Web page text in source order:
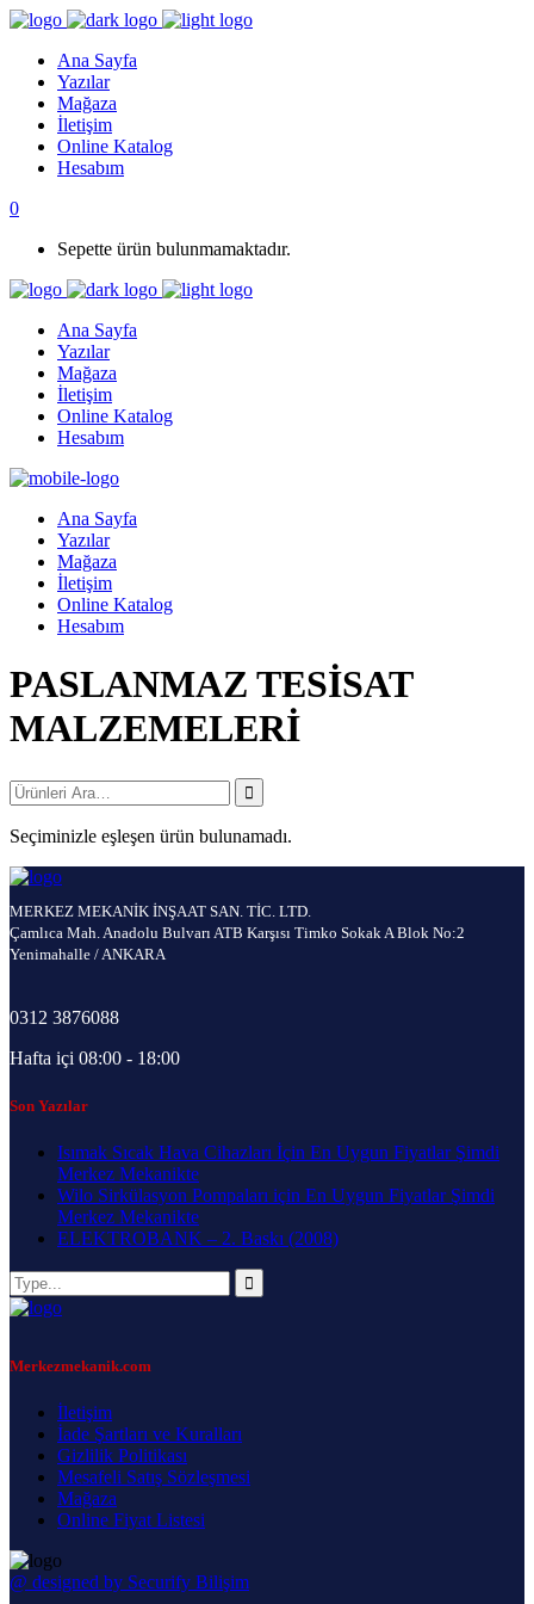
Ana Sayfa
Yazılar
Mağaza
İletişim
Online Katalog
Hesabım
0
Sepette ürün bulunmamaktadır.
Ana Sayfa
Yazılar
Mağaza
İletişim
Online Katalog
Hesabım
Ana Sayfa
Yazılar
Mağaza
İletişim
Online Katalog
Hesabım
PASLANMAZ TESİSAT
MALZEMELERİ
Seçiminizle eşleşen ürün bulunamadı.
MERKEZ MEKANİK İNŞAAT SAN. TİC. LTD.
Çamlıca Mah. Anadolu Bulvarı ATB Karşısı Timko Sokak A Blok No:2
Yenimahalle / ANKARA
0312 3876088
Hafta içi 08:00 - 18:00
Son Yazılar
Isımak Sıcak Hava Cihazları İçin En Uygun Fiyatlar Şimdi
Merkez Mekanikte
Wilo Sirkülasyon Pompaları için En Uygun Fiyatlar Şimdi
Merkez Mekanikte
ELEKTROBANK – 2. Baskı (2008)
Merkezmekanik.com
İletişim
İade Şartları ve Kuralları
Gizlilik Politikası
Mesafeli Satış Sözleşmesi
Mağaza
Online Fiyat Listesi
@ designed by Securify Bilişim